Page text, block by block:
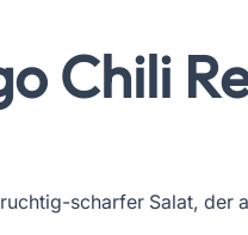
Chili
scharfer Salat, der